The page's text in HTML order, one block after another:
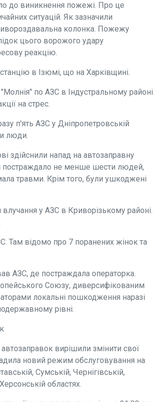
до виникнення пожежі. Про це
ситуацій. Як зазначили
колонка. Пожежу
цього ворожого удару
реакцію.
в Ізюмі, що на Харківщині.
по АЗС в Індустральному районі
на стрес.
п'ять АЗС у Дніпропетровській
люди.
здійснили напад на автозаправну
постраждало не менше шести людей,
травми. Крім того, були ушкоджені
влучання у АЗС в Криворізькому районі.
Там відомо про 7 поранених жінок та
АЗС, де постраждала операторка.
Союзу, диверсифікованим
локальні пошкодження наразі
рівні.
вирішили змінити свої
новий режим обслуговування на
Сумській, Чернігівській,
областях.